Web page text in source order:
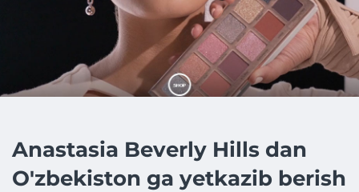
Anastasia Beverly Hills dan
O'zbekiston ga yetkazib berish